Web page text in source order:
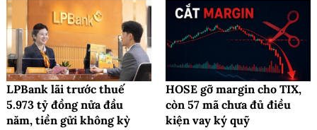
LPBank lãi trước thuế
5.973 tỷ đồng nửa đầu
năm, tiền gửi không kỳ
HOSE gỡ margin cho TIX,
còn 57 mã chưa đủ điều
kiện vay ký quỹ